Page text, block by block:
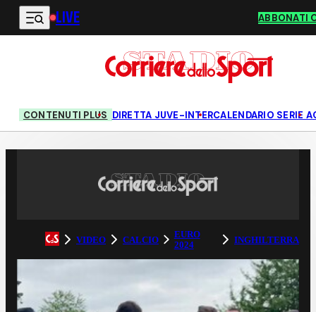
Vai al contenuto principale
LIVE ABBONATI
CONTENUTI PLUS DIRETTA JUVE-INTERCALENDARIO SERIE A
VIDEO CALCIO
EURO
2024
INGHILTERRA